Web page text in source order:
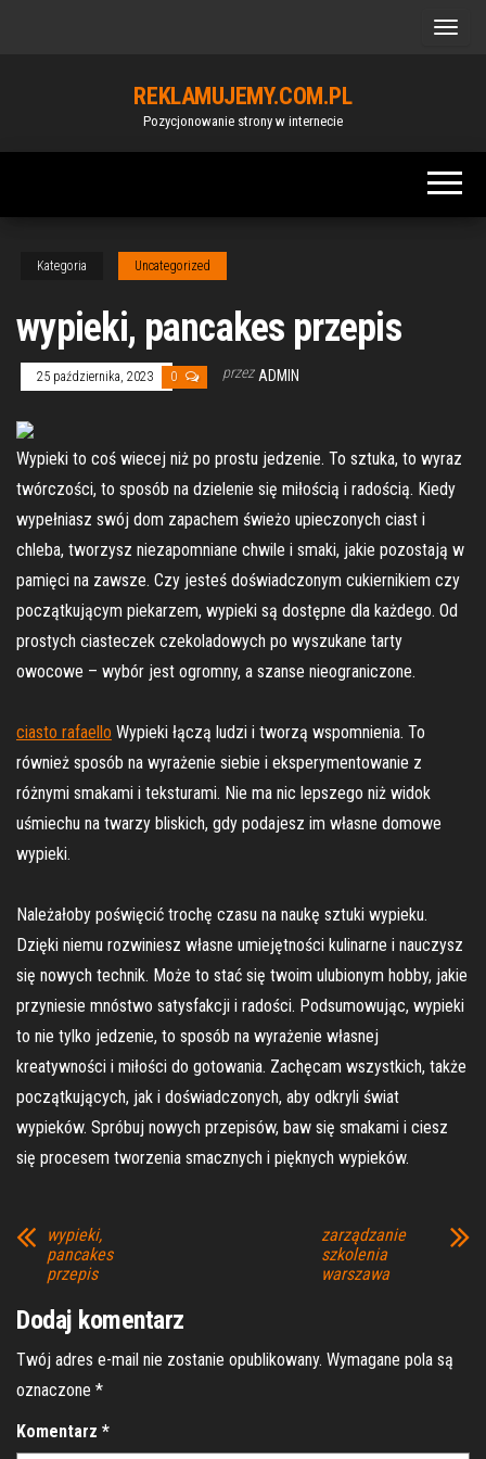
REKLAMUJEMY.COM.PL
Pozycjonowanie strony w internecie
Kategoria Uncategorized
wypieki, pancakes przepis
25 października, 2023 0 przez ADMIN
Wypieki to coś wiecej niż po prostu jedzenie. To sztuka, to wyraz
twórczości, to sposób na dzielenie się miłością i radością. Kiedy
wypełniasz swój dom zapachem świeżo upieczonych ciast i
chleba, tworzysz niezapomniane chwile i smaki, jakie pozostają w
pamięci na zawsze. Czy jesteś doświadczonym cukiernikiem czy
początkującym piekarzem, wypieki są dostępne dla każdego. Od
prostych ciasteczek czekoladowych po wyszukane tarty
owocowe – wybór jest ogromny, a szanse nieograniczone.
ciasto rafaello Wypieki łączą ludzi i tworzą wspomnienia. To
również sposób na wyrażenie siebie i eksperymentowanie z
różnymi smakami i teksturami. Nie ma nic lepszego niż widok
uśmiechu na twarzy bliskich, gdy podajesz im własne domowe
wypieki.
Należałoby poświęcić trochę czasu na naukę sztuki wypieku.
Dzięki niemu rozwiniesz własne umiejętności kulinarne i nauczysz
się nowych technik. Może to stać się twoim ulubionym hobby, jakie
przyniesie mnóstwo satysfakcji i radości. Podsumowując, wypieki
to nie tylko jedzenie, to sposób na wyrażenie własnej
kreatywności i miłości do gotowania. Zachęcam wszystkich, także
początkujących, jak i doświadczonych, aby odkryli świat
wypieków. Spróbuj nowych przepisów, baw się smakami i ciesz
się procesem tworzenia smacznych i pięknych wypieków.
wypieki,
pancakes
przepis
zarządzanie
szkolenia
warszawa
Dodaj komentarz
Twój adres e-mail nie zostanie opublikowany. Wymagane pola są
oznaczone *
Komentarz *